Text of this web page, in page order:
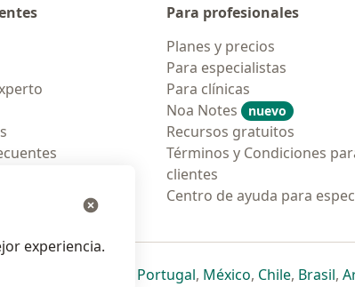
Para profesionales
Planes y precios
Para especialistas
Para clínicas
Noa Notes
nuevo
Recursos gratuitos
Términos y Condiciones
clientes
Centro de ayuda para
en una nueva pestaña
abre en una nueva pestaña
se abre en una nueva pestaña
se abre en una nueva pestaña
Portugalse abre en una nueva
, Méxicose abre en una
, Chilese abre
, Brasilse
,
experiencia.